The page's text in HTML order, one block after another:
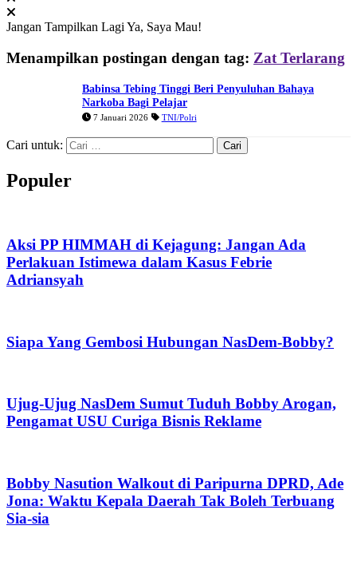
Jangan Tampilkan Lagi Ya, Saya Mau!
Menampilkan postingan dengan tag: Zat Terlarang
Babinsa Tebing Tinggi Beri Penyuluhan Bahaya
Narkoba Bagi Pelajar
7 Januari 2026 TNI/Polri
Cari untuk:
Populer
Aksi PP HIMMAH di Kejagung: Jangan Ada
Perlakuan Istimewa dalam Kasus Febrie
Adriansyah
Siapa Yang Gembosi Hubungan NasDem-Bobby?
Ujug-Ujug NasDem Sumut Tuduh Bobby Arogan,
Pengamat USU Curiga Bisnis Reklame
Bobby Nasution Walkout di Paripurna DPRD, Ade
Jona: Waktu Kepala Daerah Tak Boleh Terbuang
Sia-sia